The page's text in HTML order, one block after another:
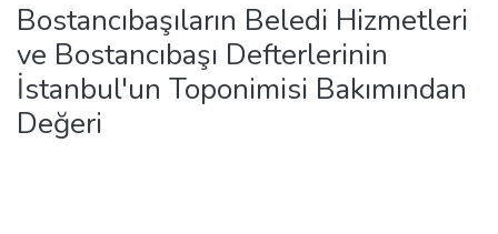
Bostancıbaşıların Beledi Hizmetleri
ve Bostancıbaşı Defterlerinin
İstanbul'un Toponimisi Bakımından
Değeri